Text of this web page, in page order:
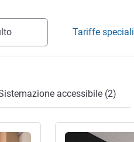
Tariffe speciali
accessibile (2)
Visualizza dettagli